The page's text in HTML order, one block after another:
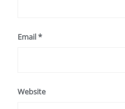
Email*
Website